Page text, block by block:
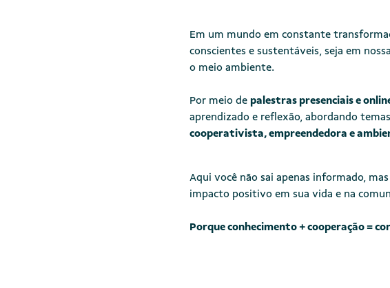
Em um mundo em constante
conscientes e sustentáveis, seja em
o meio ambiente.
Por meio de palestras presenciais e
aprendizado e reflexão, abordando
cooperativista, empreendedora e
Aqui você não sai apenas informado,
impacto positivo em sua vida e na
Porque conhecimento + cooperação =